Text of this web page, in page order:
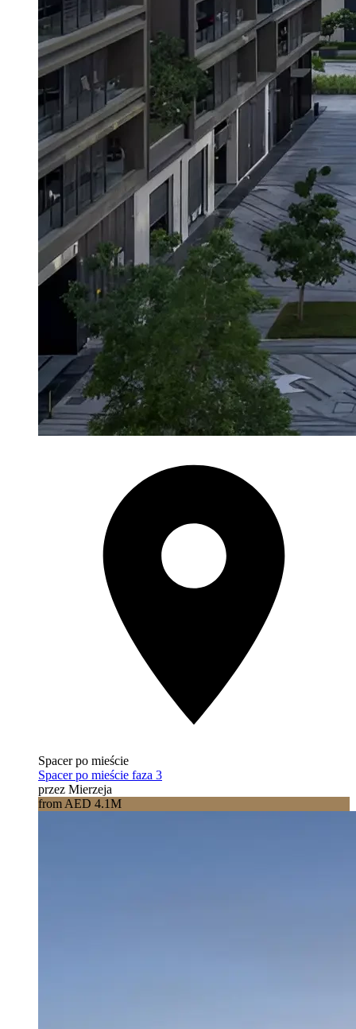
Spacer po mieście
Spacer po mieście faza 3
przez Mierzeja
from AED 4.1M